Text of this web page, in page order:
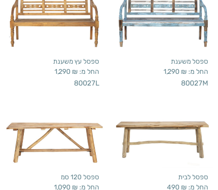
ספסל משענת
החל מ: 1,290 ₪
80027M
ספסל עץ משענת
החל מ: 1,290 ₪
80027L
ספסל לבית
החל מ: 490 ₪
ספסל 120 סמ
החל מ: 1,090 ₪